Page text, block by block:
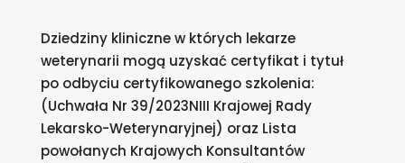
Dziedziny kliniczne w których lekarze
weterynarii mogą uzyskać certyfikat i tytuł
po odbyciu certyfikowanego szkolenia:
(Uchwała Nr 39/2023NIII Krajowej Rady
Lekarsko-Weterynaryjnej) oraz Lista
powołanych Krajowych Konsultantów